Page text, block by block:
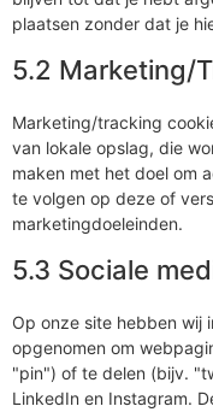
plaatsen zonder dat je
5.2 Marketing/
Marketing/tracking
van lokale opslag, die
maken met het doel om
te volgen op deze of
marketingdoeleinden.
5.3 Sociale
Op onze site hebben wij
opgenomen om
"pin") of te delen (bijv.
LinkedIn en Instagram.